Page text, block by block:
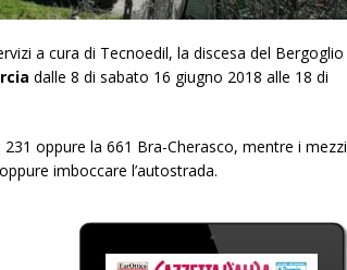
a cura di Tecnoedil, la discesa del Bergoglio
dalle 8 di sabato 16 giugno 2018 alle 18 di
oppure la 661 Bra-Cherasco, mentre i mezzi
imboccare l’autostrada.